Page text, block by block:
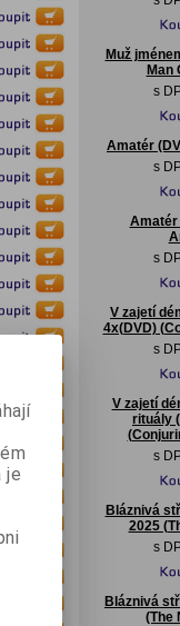
Muž
Man
s
Amatér
s
Amatér
s
V zajetí
4x(DVD)
s
V zajetí
rituály
s
Bláznivá
2025
s
Bláznivá
(The
je